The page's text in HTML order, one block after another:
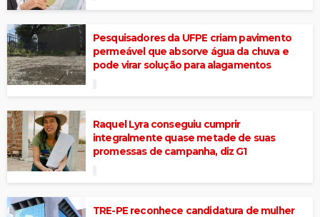
Pesquisadores da UFPE criam pavimento
permeável que absorve água da chuva e
pode virar solução para alagamentos
Raquel Lyra conseguiu cumprir
integralmente quase metade de suas
promessas de campanha, diz G1
TRE-PE reconhece candidatura de mulher